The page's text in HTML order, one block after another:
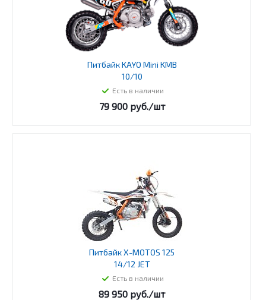
Питбайк KAYO Mini KMB
10/10
Есть в наличии
79 900руб./шт
Питбайк X-MOTOS 125
14/12 JET
Есть в наличии
89 950 руб./шт